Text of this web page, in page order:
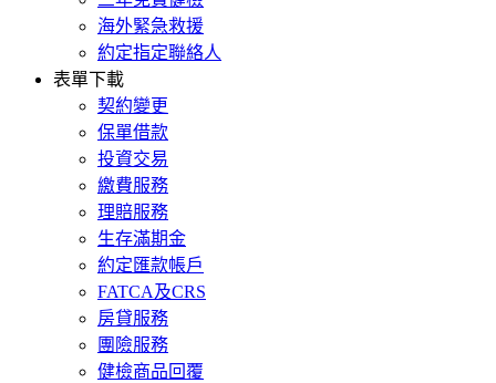
海外緊急救援
約定指定聯絡人
表單下載
契約變更
保單借款
投資交易
繳費服務
理賠服務
生存滿期金
約定匯款帳戶
FATCA及CRS
房貸服務
團險服務
健檢商品回覆